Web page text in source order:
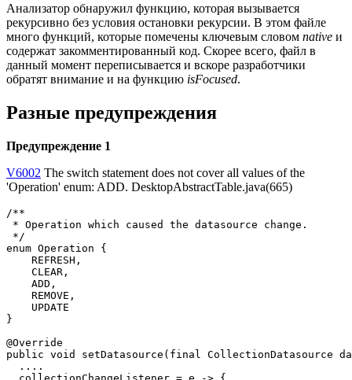
Анализатор обнаружил функцию, которая вызывается
рекурсивно без условия остановки рекурсии. В этом файле
много функций, которые помечены ключевым словом native и
содержат закомментированный код. Скорее всего, файл в
данный момент переписывается и вскоре разработчики
обратят внимание и на функцию isFocused.
Разные предупреждения
Предупреждение 1
V6002 The switch statement does not cover all values of the
'Operation' enum: ADD. DesktopAbstractTable.java(665)
/**
* Operation which caused the datasource change.
*/
enum Operation {
    REFRESH,
    CLEAR,
    ADD,
    REMOVE,
    UPDATE
}
@Override
public void setDatasource(final CollectionDatasource
  ....